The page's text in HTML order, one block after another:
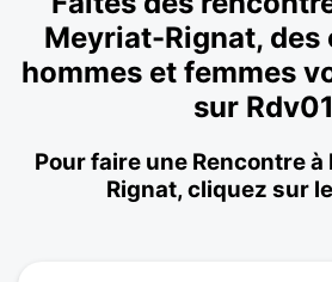
Meyriat-Rignat, des
hommes et femmes
sur
Pour faire une Rencontre
Rignat, cliquez sur